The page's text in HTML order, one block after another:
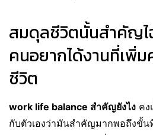
สมดุลชีวิตนั้นสำคัญไ
คนอยากได้งานที่เพิ่
ชีวิต
work life balance สำคัญยังไง คง
กับตัวเองว่ามันสำคัญมากพอถึงขั้น